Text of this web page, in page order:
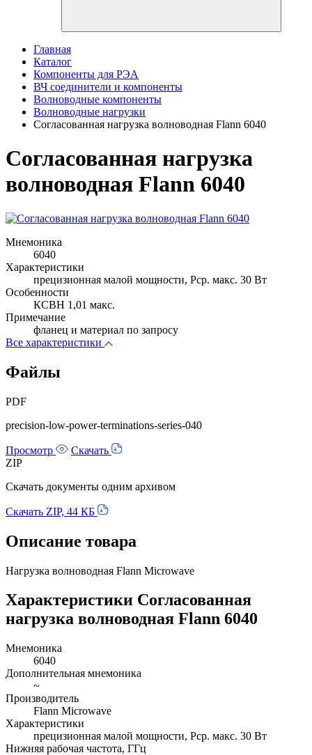
Главная
Каталог
Компоненты для РЭА
ВЧ соединители и компоненты
Волноводные компоненты
Волноводные нагрузки
Согласованная нагрузка волноводная Flann 6040
Согласованная нагрузка
волноводная Flann 6040
Мнемоника
6040
Характеристики
прецизионная малой мощности, Pср. макс. 30 Вт
Особенности
КСВН 1,01 макс.
Примечание
фланец и материал по запросу
Все характеристики
Файлы
PDF
precision-low-power-terminations-series-040
Просмотр
Скачать
ZIP
Скачать документы одним архивом
Скачать ZIP, 44 КБ
Описание товара
Нагрузка волноводная Flann Microwave
Характеристики Согласованная
нагрузка волноводная Flann 6040
Мнемоника
6040
Дополнительная мнемоника
~
Производитель
Flann Microwave
Характеристики
прецизионная малой мощности, Pср. макс. 30 Вт
Нижняя рабочая частота, ГГц